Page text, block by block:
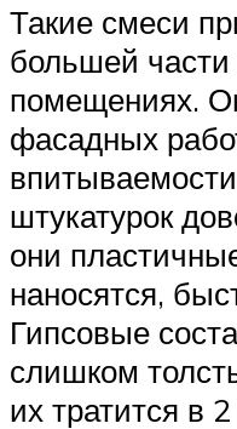
Такие смеси
большей части
помещениях.
фасадных
штукатурок
они
наносятся,
Гипсовые
слишком
их тратится в